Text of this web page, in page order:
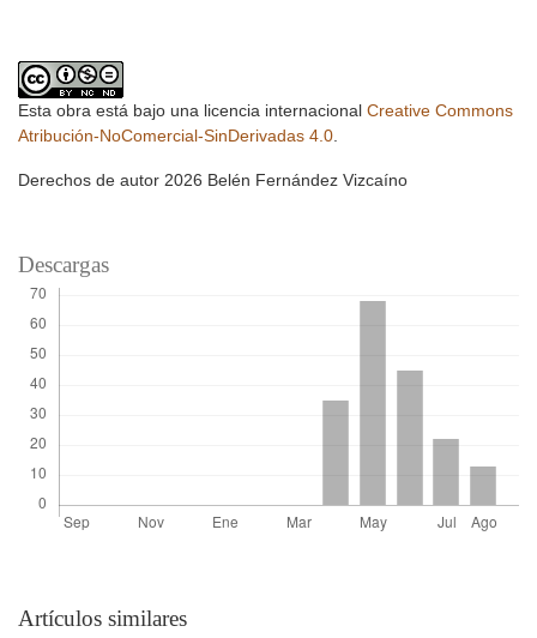
Esta obra está bajo una licencia internacional Creative Commons
Atribución-NoComercial-SinDerivadas 4.0.
Derechos de autor 2026 Belén Fernández Vizcaíno
Descargas
Artículos similares